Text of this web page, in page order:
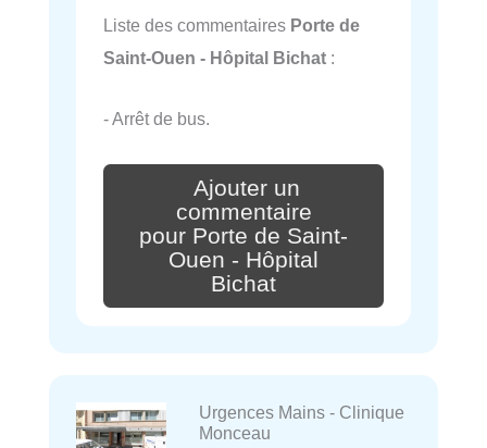
Liste des commentaires Porte de
Saint-Ouen - Hôpital Bichat :
- Arrêt de bus.
Ajouter un
commentaire
pour Porte de Saint-
Ouen - Hôpital
Bichat
Urgences Mains - Clinique
Monceau